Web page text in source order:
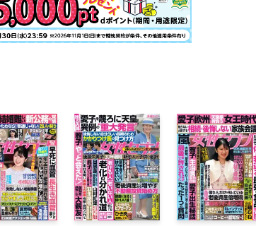
今村翔吾「この駅で」
鏡リュウジ「星々からの手紙」
「法律相談事務所」
ピッカピカの投稿7年生
ただっち「木曜日の妻たち」
オバ記者エッセイ「いつも心にさざ波を！」
実録事件簿 お義母さん死んでください